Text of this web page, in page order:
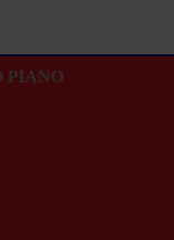
PIANO